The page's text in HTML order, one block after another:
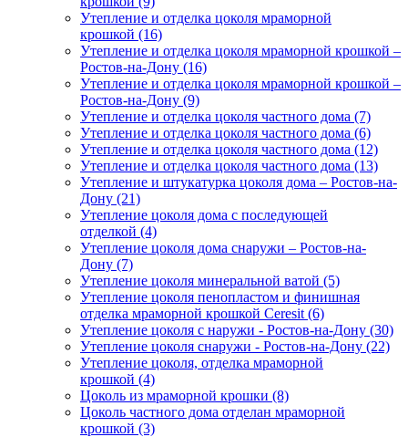
Утепление и отделка цоколя мраморной
крошкой (16)
Утепление и отделка цоколя мраморной крошкой –
Ростов-на-Дону (16)
Утепление и отделка цоколя мраморной крошкой –
Ростов-на-Дону (9)
Утепление и отделка цоколя частного дома (7)
Утепление и отделка цоколя частного дома (6)
Утепление и отделка цоколя частного дома (12)
Утепление и отделка цоколя частного дома (13)
Утепление и штукатурка цоколя дома – Ростов-на-
Дону (21)
Утепление цоколя дома с последующей
отделкой (4)
Утепление цоколя дома снаружи – Ростов-на-
Дону (7)
Утепление цоколя минеральной ватой (5)
Утепление цоколя пенопластом и финишная
отделка мраморной крошкой Ceresit (6)
Утепление цоколя с наружи - Ростов-на-Дону (30)
Утепление цоколя снаружи - Ростов-на-Дону (22)
Утепление цоколя, отделка мраморной
крошкой (4)
Цоколь из мраморной крошки (8)
Цоколь частного дома отделан мраморной
крошкой (3)